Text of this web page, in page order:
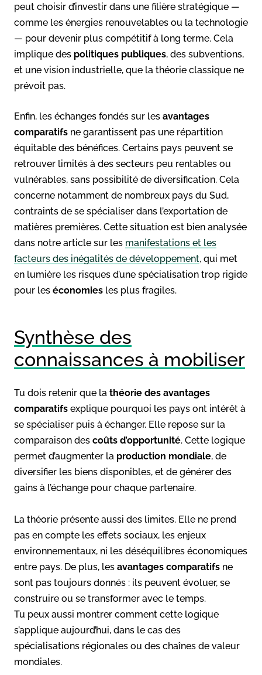
peut choisir d’investir dans une filière stratégique —
comme les énergies renouvelables ou la technologie
— pour devenir plus compétitif à long terme. Cela
implique des politiques publiques, des subventions,
et une vision industrielle, que la théorie classique ne
prévoit pas.
Enfin, les échanges fondés sur les avantages
comparatifs ne garantissent pas une répartition
équitable des bénéfices. Certains pays peuvent se
retrouver limités à des secteurs peu rentables ou
vulnérables, sans possibilité de diversification. Cela
concerne notamment de nombreux pays du Sud,
contraints de se spécialiser dans l’exportation de
matières premières. Cette situation est bien analysée
dans notre article sur les manifestations et les
facteurs des inégalités de développement, qui met
en lumière les risques d’une spécialisation trop rigide
pour les économies les plus fragiles.
Synthèse des
connaissances à mobiliser
Tu dois retenir que la théorie des avantages
comparatifs explique pourquoi les pays ont intérêt à
se spécialiser puis à échanger. Elle repose sur la
comparaison des coûts d’opportunité. Cette logique
permet d’augmenter la production mondiale, de
diversifier les biens disponibles, et de générer des
gains à l’échange pour chaque partenaire.
La théorie présente aussi des limites. Elle ne prend
pas en compte les effets sociaux, les enjeux
environnementaux, ni les déséquilibres économiques
entre pays. De plus, les avantages comparatifs ne
sont pas toujours donnés : ils peuvent évoluer, se
construire ou se transformer avec le temps.
Tu peux aussi montrer comment cette logique
s’applique aujourd’hui, dans le cas des
spécialisations régionales ou des chaînes de valeur
mondiales.